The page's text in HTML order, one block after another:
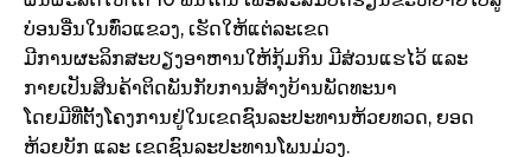
ບ່ອນອື່ນໃນທົ່ວແຂວງ, ເຮັດໃຫ້ແຕ່ລະເຂດ
ມີການຜະລິກສະບຽງອາຫານໃຫ້ກຸ້ມກິນ ມີສ່ວນແຮໄວ້ ແລະ
ກາຍເປັນສິນຄ້າຕິດພັນກັບການສ້າງບ້ານພັດທະນາ
ໂດຍມີທີ່ຕັ້ງໂຄງການຢູ່ໃນເຂດຊົນລະປະທານຫ້ວຍທວດ, ຍອດ
ຫ້ວຍບັກ ແລະ ເຂດຊົນລະປະທານໂພນມ່ວງ.